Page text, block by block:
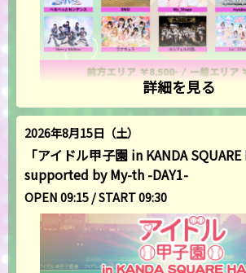
詳細を見る
2026年8月15日（土）
「アイドル甲子園 in KANDA SQUARE
supported by My-th -DAY1-
OPEN 09:15 / START 09:30